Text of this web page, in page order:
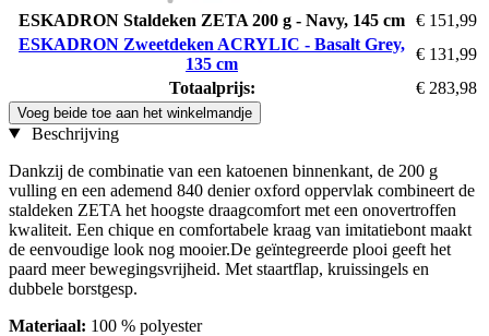
ESKADRON Staldeken ZETA 200 g - Navy, 145 cm € 151,99
ESKADRON Zweetdeken ACRYLIC - Basalt Grey,
135 cm
€ 131,99
Totaalprijs:
€ 283,98
Voeg beide toe aan het winkelmandje
Beschrijving
Dankzij de combinatie van een katoenen binnenkant, de 200 g
vulling en een ademend 840 denier oxford oppervlak combineert de
staldeken ZETA het hoogste draagcomfort met een onovertroffen
kwaliteit. Een chique en comfortabele kraag van imitatiebont maakt
de eenvoudige look nog mooier.De geïntegreerde plooi geeft het
paard meer bewegingsvrijheid. Met staartflap, kruissingels en
dubbele borstgesp.
Materiaal: 100 % polyester